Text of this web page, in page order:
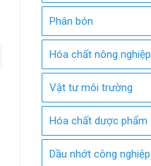
Phân bón
Hóa chất nông nghiệp
Vật tư môi trường
Hóa chất dược phẩm
Dầu nhớt công nghiệp